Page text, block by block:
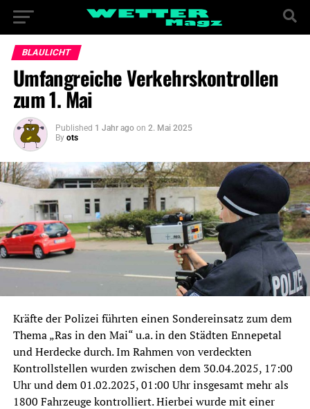
BLAULICHT
Umfangreiche Verkehrskontrollen
zum 1. Mai
Published 1 Jahr ago on 2. Mai 2025
By ots
Kräfte der Polizei führten einen Sondereinsatz zum dem
Thema „Ras in den Mai“ u.a. in den Städten Ennepetal
und Herdecke durch. Im Rahmen von verdeckten
Kontrollstellen wurden zwischen dem 30.04.2025, 17:00
Uhr und dem 01.02.2025, 01:00 Uhr insgesamt mehr als
1800 Fahrzeuge kontrolliert. Hierbei wurde mit einer